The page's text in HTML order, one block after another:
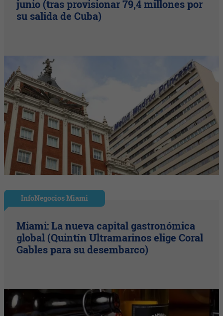
junio (tras provisionar 79,4 millones por
su salida de Cuba)
InfoNegocios Miami
Miami: La nueva capital gastronómica
global (Quintín Ultramarinos elige Coral
Gables para su desembarco)